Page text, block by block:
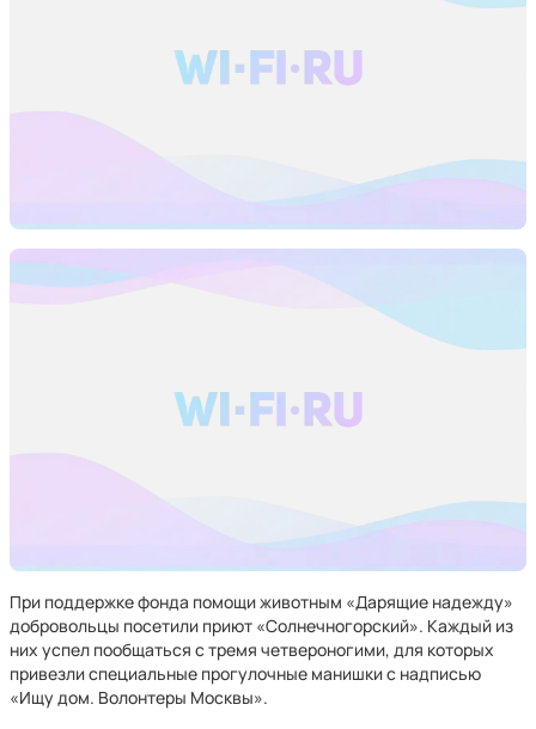
При поддержке фонда помощи животным «Дарящие надежду»
добровольцы посетили приют «Солнечногорский». Каждый из
них успел пообщаться с тремя четвероногими, для которых
привезли специальные прогулочные манишки с надписью
«Ищу дом. Волонтеры Москвы».